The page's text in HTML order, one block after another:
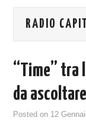
NEWS
SYD BARRETT –
DELL’ALBA
RADIO
“Time” tra
da
Posted on 12